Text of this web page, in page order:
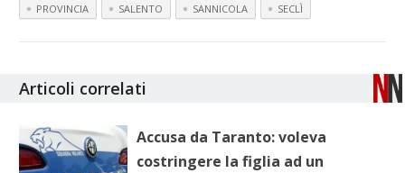
PROVINCIA
SALENTO SANNICOLA SECLÌ
Articoli correlati
Accusa da Taranto: voleva
costringere la figlia ad un